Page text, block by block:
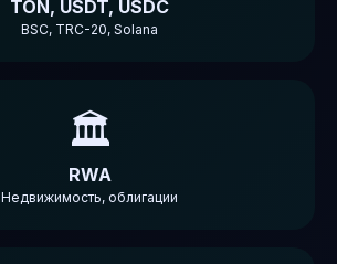
TON, USDT, USDC
BSC, TRC-20, Solana
🏛️
RWA
Недвижимость, облигации